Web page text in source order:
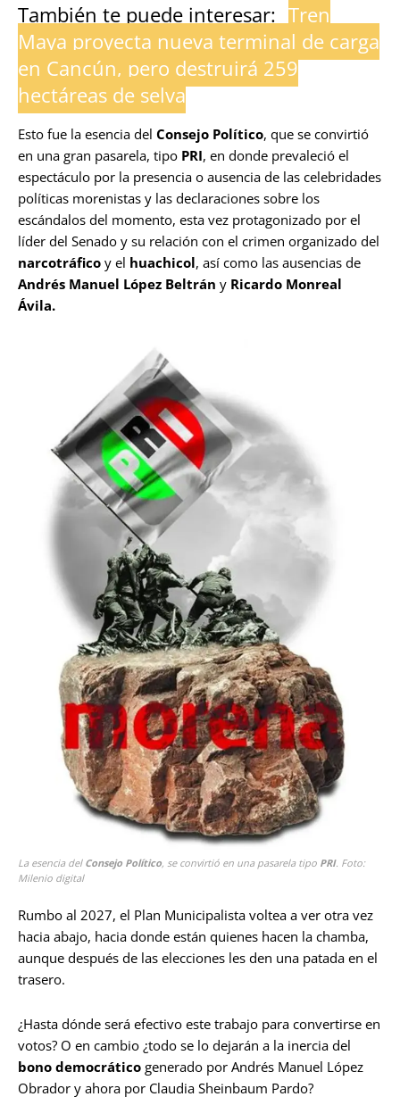
También te puede interesar: Tren
Maya proyecta nueva terminal de carga
en Cancún, pero destruirá 259
hectáreas de selva
Esto fue la esencia del Consejo Político, que se convirtió
en una gran pasarela, tipo PRI, en donde prevaleció el
espectáculo por la presencia o ausencia de las celebridades
políticas morenistas y las declaraciones sobre los
escándalos del momento, esta vez protagonizado por el
líder del Senado y su relación con el crimen organizado del
narcotráfico y el huachicol, así como las ausencias de
Andrés Manuel López Beltrán y Ricardo Monreal
Ávila.
La esencia delConsejo Político, se convirtió en una pasarela tipo PRI. Foto:
Milenio digital
Rumbo al 2027, el Plan Municipalista voltea a ver otra vez
hacia abajo, hacia donde están quienes hacen la chamba,
aunque después de las elecciones les den una patada en el
trasero.
¿Hasta dónde será efectivo este trabajo para convertirse en
votos? O en cambio ¿todo se lo dejarán a la inercia del
bono democrático generado por Andrés Manuel López
Obrador y ahora por Claudia Sheinbaum Pardo?